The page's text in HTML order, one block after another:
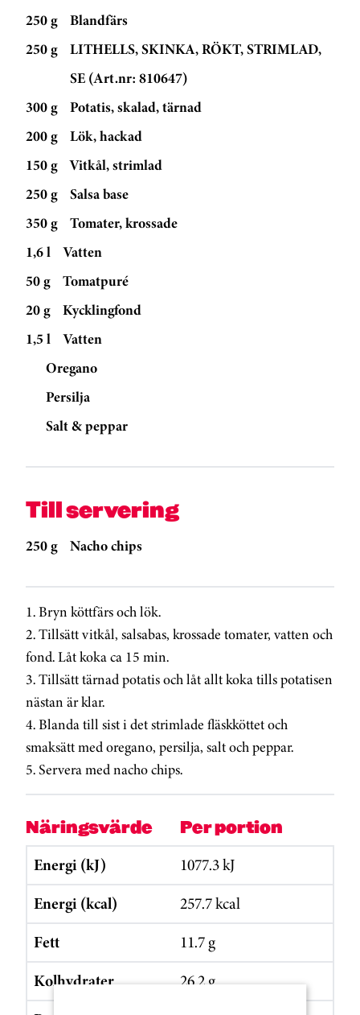
250 g
Blandfärs
250 g
LITHELLS, SKINKA, RÖKT, STRIMLAD,
SE (Art.nr: 810647)
300 g
Potatis, skalad, tärnad
200 g
Lök, hackad
150 g
Vitkål, strimlad
250 g
Salsa base
350 g
Tomater, krossade
1,6 l
Vatten
50 g
Tomatpuré
20 g
Kycklingfond
1,5 l
Vatten
Oregano
Persilja
Salt & peppar
Till servering
250 g Nacho chips
1. Bryn köttfärs och lök.
2. Tillsätt vitkål, salsabas, krossade tomater, vatten och
fond. Låt koka ca 15 min.
3. Tillsätt tärnad potatis och låt allt koka tills potatisen
nästan är klar.
4. Blanda till sist i det strimlade fläskköttet och
smaksätt med oregano, persilja, salt och peppar.
5. Servera med nacho chips.
Näringsvärde Per portion
Energi (kJ)
1077.3 kJ
Energi (kcal)
257.7 kcal
Fett
11.7 g
Kolhydrater
26.2 g